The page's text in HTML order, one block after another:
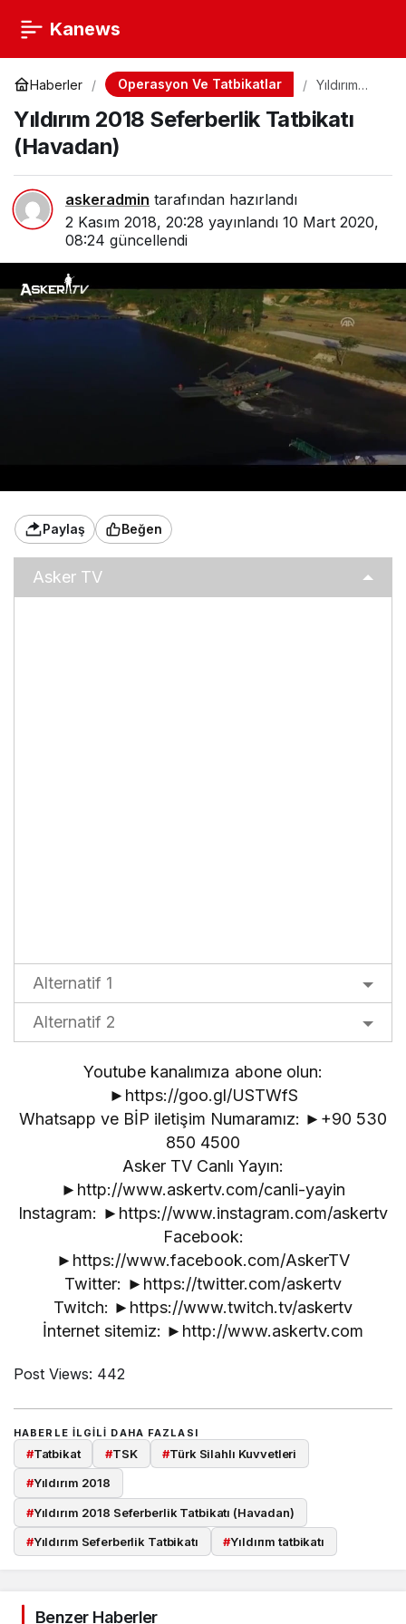
Kanews
Haberler Operasyon Ve Tatbikatlar
Yıldırım
Seferberlik
Tatbikatı
Yıldırım 2018 Seferberlik Tatbikatı
(Havadan)
askeradmin tarafından hazırlandı
2 Kasım 2018, 20:28 yayınlandı 10 Mart 2020,
08:24 güncellendi
Paylaş Beğen
Asker TV
Alternatif 1
Alternatif 2
Youtube kanalımıza abone olun:
►https://goo.gl/USTWfS
Whatsapp ve BİP iletişim Numaramız: ►+90 530
850 4500
Asker TV Canlı Yayın:
►http://www.askertv.com/canli-yayin
Instagram: ►https://www.instagram.com/askertv
Facebook:
►https://www.facebook.com/AskerTV
Twitter: ►https://twitter.com/askertv
Twitch: ►https://www.twitch.tv/askertv
İnternet sitemiz: ►http://www.askertv.com
Post Views: 442
HABERLE ILGILI DAHA FAZLASI
#Tatbikat #TSK #Türk Silahlı Kuvvetleri
#Yıldırım 2018
#Yıldırım 2018 Seferberlik Tatbikatı (Havadan)
#Yıldırım Seferberlik Tatbikatı #Yıldırım tatbikatı
Benzer Haberler